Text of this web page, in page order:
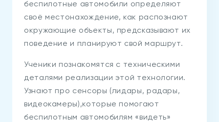
беспилотные автомобили определяют
своё местонахождение, как распознают
окружающие объекты, предсказывают их
поведение и планируют свой маршрут.
Ученики познакомятся с техническими
деталями реализации этой технологии.
Узнают про сенсоры (лидары, радары,
видеокамеры),которые помогают
беспилотным автомобилям «видеть»